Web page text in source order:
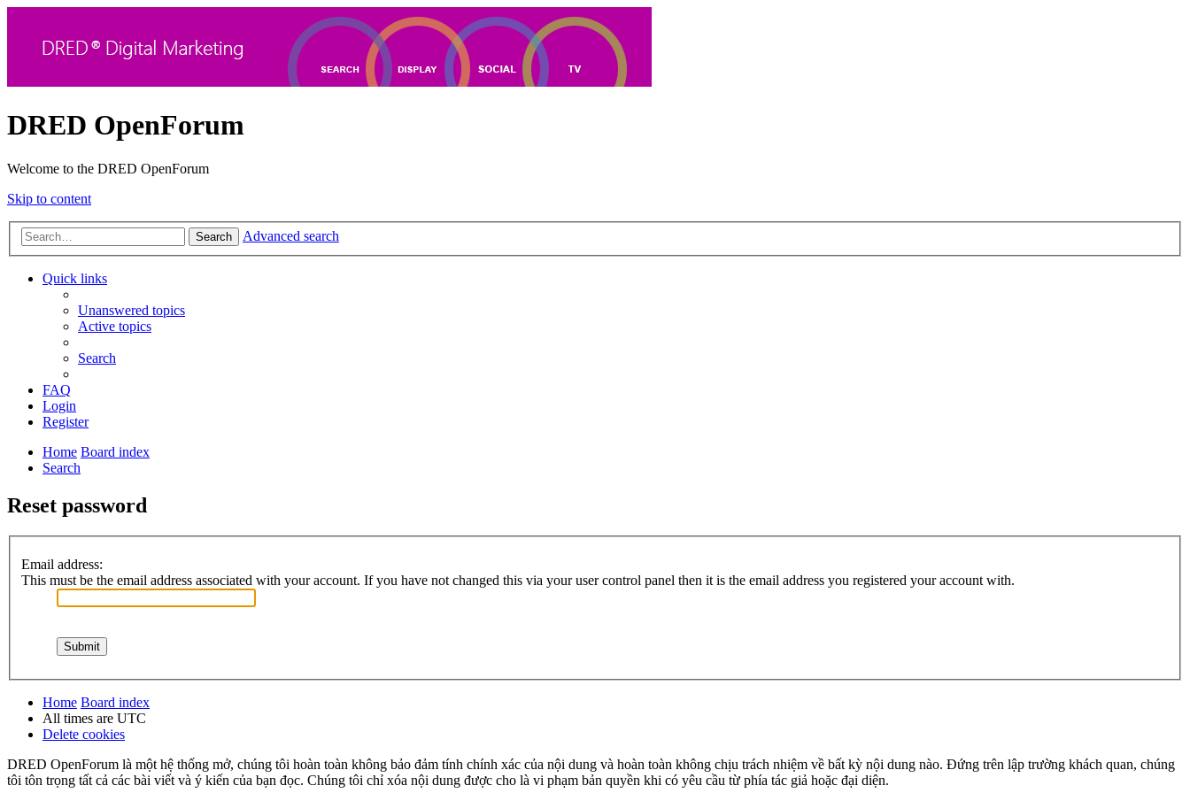
DRED OpenForum
Welcome to the DRED OpenForum
Skip to content
Search Advanced search
Quick links
Unanswered topics
Active topics
Search
FAQ
Login
Register
Home Board index
Search
Reset password
Email address:
This must be the email address associated with your account. If you have not changed this via your user control panel then it is the email address you registered your account with.
Home Board index
All times are UTC
Delete cookies
DRED OpenForum là một hệ thống mở, chúng tôi hoàn toàn không bảo đảm tính chính xác của nội dung và hoàn toàn không chịu trách nhiệm về bất kỳ nội dung nào. Đứng trên lập trường khách quan, chúng
tôi tôn trọng tất cả các bài viết và ý kiến của bạn đọc. Chúng tôi chỉ xóa nội dung được cho là vi phạm bản quyền khi có yêu cầu từ phía tác giả hoặc đại diện.